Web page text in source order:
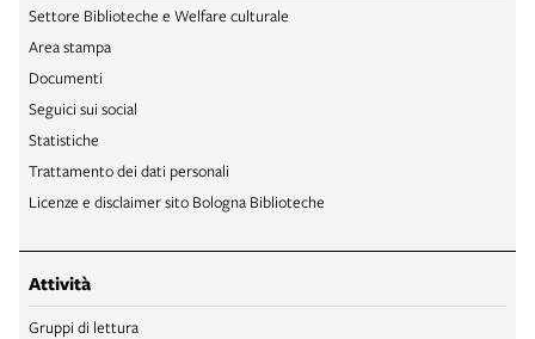
Settore Biblioteche e Welfare culturale
Area stampa
Documenti
Seguici sui social
Statistiche
Trattamento dei dati personali
Licenze e disclaimer sito Bologna Biblioteche
Attività
Gruppi di lettura